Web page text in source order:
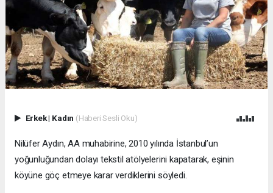
Erkek| Kadın (Haberi Sesli Oku)
Nilüfer Aydın, AA muhabirine, 2010 yılında İstanbul’un
yoğunluğundan dolayı tekstil atölyelerini kapatarak, eşinin
köyüne göç etmeye karar verdiklerini söyledi.